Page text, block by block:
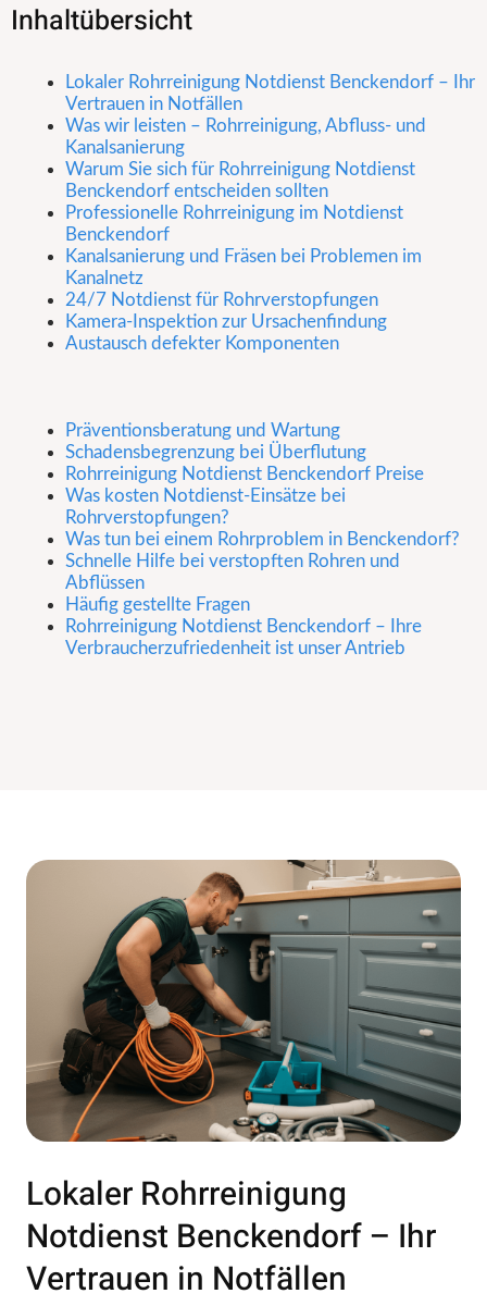
Inhaltübersicht
Lokaler Rohrreinigung Notdienst Benckendorf – Ihr
Vertrauen in Notfällen
Was wir leisten – Rohrreinigung, Abfluss- und
Kanalsanierung
Warum Sie sich für Rohrreinigung Notdienst
Benckendorf entscheiden sollten
Professionelle Rohrreinigung im Notdienst
Benckendorf
Kanalsanierung und Fräsen bei Problemen im
Kanalnetz
24/7 Notdienst für Rohrverstopfungen
Kamera-Inspektion zur Ursachenfindung
Austausch defekter Komponenten
Präventionsberatung und Wartung
Schadensbegrenzung bei Überflutung
Rohrreinigung Notdienst Benckendorf Preise
Was kosten Notdienst-Einsätze bei
Rohrverstopfungen?
Was tun bei einem Rohrproblem in Benckendorf?
Schnelle Hilfe bei verstopften Rohren und
Abflüssen
Häufig gestellte Fragen
Rohrreinigung Notdienst Benckendorf – Ihre
Verbraucherzufriedenheit ist unser Antrieb
Lokaler Rohrreinigung
Notdienst Benckendorf – Ihr
Vertrauen in Notfällen